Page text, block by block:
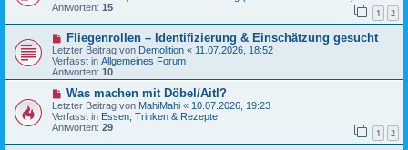
t
r
a
g
e
B
i
t
r
a
g
Antworten: 15 1 2
N
e
u
e
r
B
e
i
t
r
a
Fliegenrollen – Identifizierung & Einschätzung gesucht
Letzter Beitrag von Demolition « 11.07.2026, 18:52
Verfasst in Allgemeines Forum
Antworten: 10
N
e
u
e
r
B
Was machen mit Döbel/Aitl?
Letzter Beitrag von MahiMahi « 10.07.2026, 19:23
Verfasst in Essen, Trinken & Rezepte
Antworten: 29 1 2